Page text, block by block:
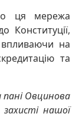
ця мережа
Конституції,
на
та
пані Овцинова
нашої